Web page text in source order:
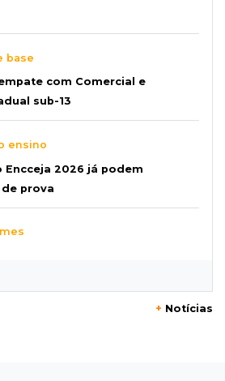
base
com Comercial e
sub-13
ensino
2026 já podem
prova
Goiânia antes de jogo que
+ Notícias